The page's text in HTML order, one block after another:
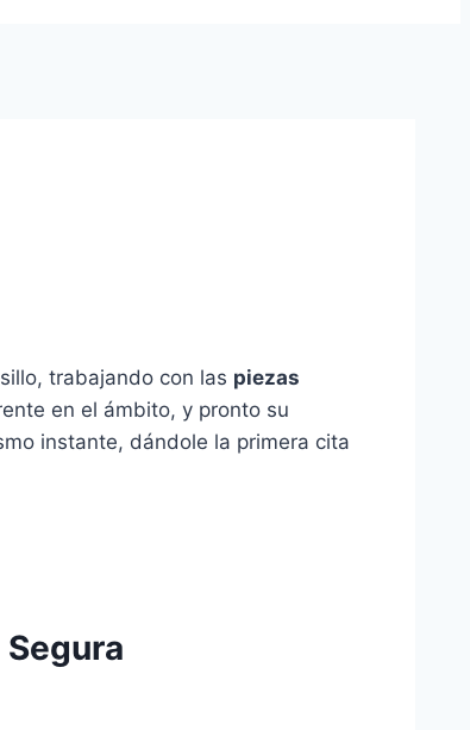
trabajando con las piezas
en el ámbito, y pronto su
instante, dándole la primera cita